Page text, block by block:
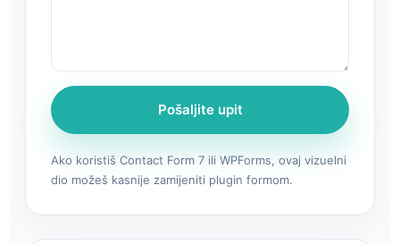
Pošaljite upit
Ako koristiš Contact Form 7 ili WPForms, ovaj vizuelni
dio možeš kasnije zamijeniti plugin formom.